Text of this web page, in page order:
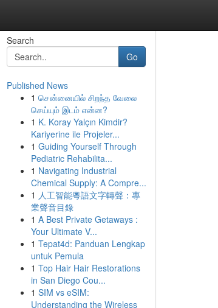
Search
Go
Published News
1 சென்னையில் சிறந்த வேலை
செய்யும் இடம் என்ன?
1 K. Koray Yalçın Kimdir?
Kariyerine ile Projeler...
1 Guiding Yourself Through
Pediatric Rehabilita...
1 Navigating Industrial
Chemical Supply: A Compre...
1 人工智能粵語文字轉聲：專
業聲音目錄
1 A Best Private Getaways :
Your Ultimate V...
1 Tepat4d: Panduan Lengkap
untuk Pemula
1 Top Hair Hair Restorations
in San Diego Cou...
1 SIM vs eSIM:
Understanding the Wireless